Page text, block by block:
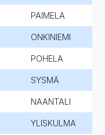
PAIMELA
ONKINIEMI
POHELA
SYSMÄ
NAANTALI
YLISKULMA